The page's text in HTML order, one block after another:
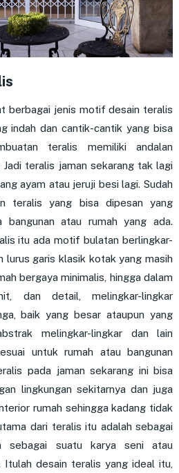
berbagai jenis motif desain teralis
indah dan cantik-cantik yang bisa
teralis memiliki andalan
Jadi teralis jaman sekarang tak lagi
ayam atau jeruji besi lagi. Sudah
teralis yang bisa dipesan yang
bangunan atau rumah yang ada.
itu ada motif bulatan berlingkar-
lurus garis klasik kotak yang masih
bergaya minimalis, hingga dalam
dan detail, melingkar-lingkar
baik yang besar ataupun yang
melingkar-lingkar dan lain
untuk rumah atau bangunan
pada jaman sekarang ini bisa
lingkungan sekitarnya dan juga
rumah sehingga kadang tidak
dari teralis itu adalah sebagai
sebagai suatu karya seni atau
Itulah desain teralis yang ideal itu,